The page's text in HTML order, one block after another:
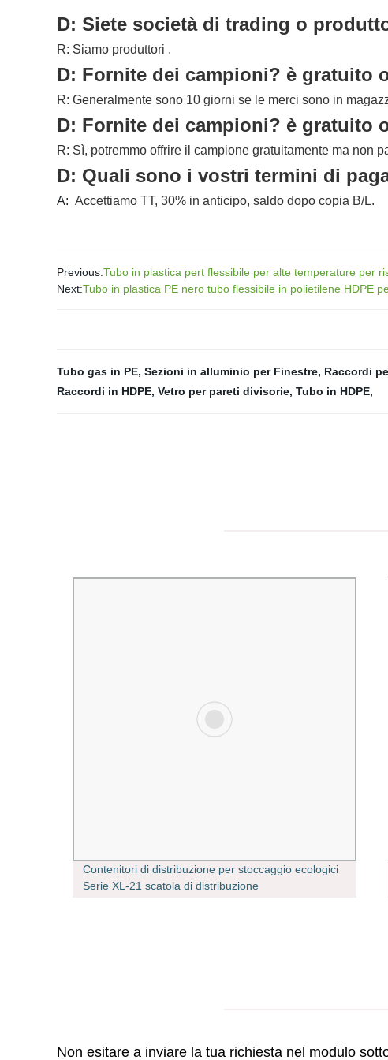
D: Siete società di trading o
R: Siamo produttori .
D: Fornite dei campioni? è gratuito
R: Generalmente sono 10 giorni se le merci sono in
D: Fornite dei campioni? è gratuito
R: Sì, potremmo offrire il campione gratuitamente ma non
D: Quali sono i vostri termini di
A: Accettiamo TT, 30% in anticipo, saldo dopo copia B/L.
Previous:Tubo in plastica pert flessibile per alte temperature per
Next:Tubo in plastica PE nero tubo flessibile in polietilene HDPE
Tubo gas in PE, Sezioni in alluminio per Finestre, Raccordi
Raccordi in HDPE, Vetro per pareti divisorie, Tubo in HDPE,
Contenitori di distribuzione per stoccaggio ecologici
Serie XL-21 scatola di distribuzione
Non esitare a inviare la tua richiesta nel modulo